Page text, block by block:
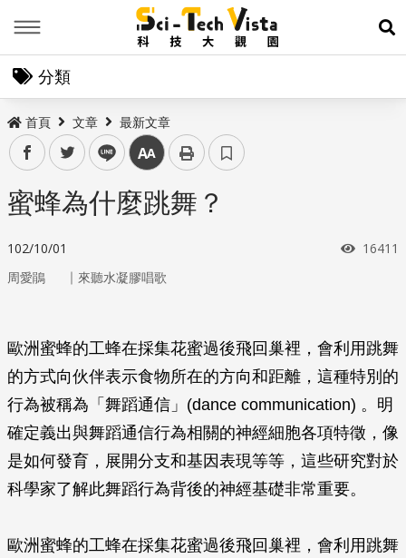
展
分類
首頁 文章 最新文章
facebooktwitter line 中
蜜蜂為什麼跳舞？
102/10/01 瀏覽次
16411
周愛鵑 ｜ 來聽水凝膠唱歌
歐洲蜜蜂的工蜂在採集花蜜過後飛回巢裡，會利用跳舞
的方式向伙伴表示食物所在的方向和距離，這種特別的
行為被稱為「舞蹈通信」(dance communication) 。明
確定義出與舞蹈通信行為相關的神經細胞各項特徵，像
是如何發育，展開分支和基因表現等等，這些研究對於
科學家了解此舞蹈行為背後的神經基礎非常重要。
歐洲蜜蜂的工蜂在採集花蜜過後飛回巢裡，會利用跳舞